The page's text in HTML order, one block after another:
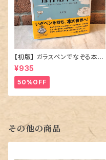
【初版】 ガラスペンでなぞる本 「
¥935
50%OFF
その他の商品